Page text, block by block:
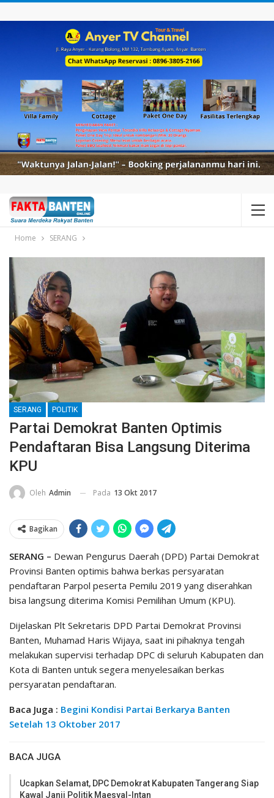
Home SERANG
SERANG POLITIK
Partai Demokrat Banten Optimis
Pendaftaran Bisa Langsung Diterima
KPU
Oleh Admin Pada 13 Okt 2017
Bagikan
SERANG – Dewan Pengurus Daerah (DPD) Partai Demokrat
Provinsi Banten optimis bahwa berkas persyaratan
pendaftaran Parpol peserta Pemilu 2019 yang diserahkan
bisa langsung diterima Komisi Pemilihan Umum (KPU).
Dijelaskan Plt Sekretaris DPD Partai Demokrat Provinsi
Banten, Muhamad Haris Wijaya, saat ini pihaknya tengah
melakukan supervisi terhadap DPC di seluruh Kabupaten dan
Kota di Banten untuk segera menyelesaikan berkas
persyaratan pendaftaran.
Baca Juga : Begini Kondisi Partai Berkarya Banten
Setelah 13 Oktober 2017
BACA JUGA
Ucapkan Selamat, DPC Demokrat Kabupaten Tangerang Siap
Kawal Janji Politik Maesyal-Intan